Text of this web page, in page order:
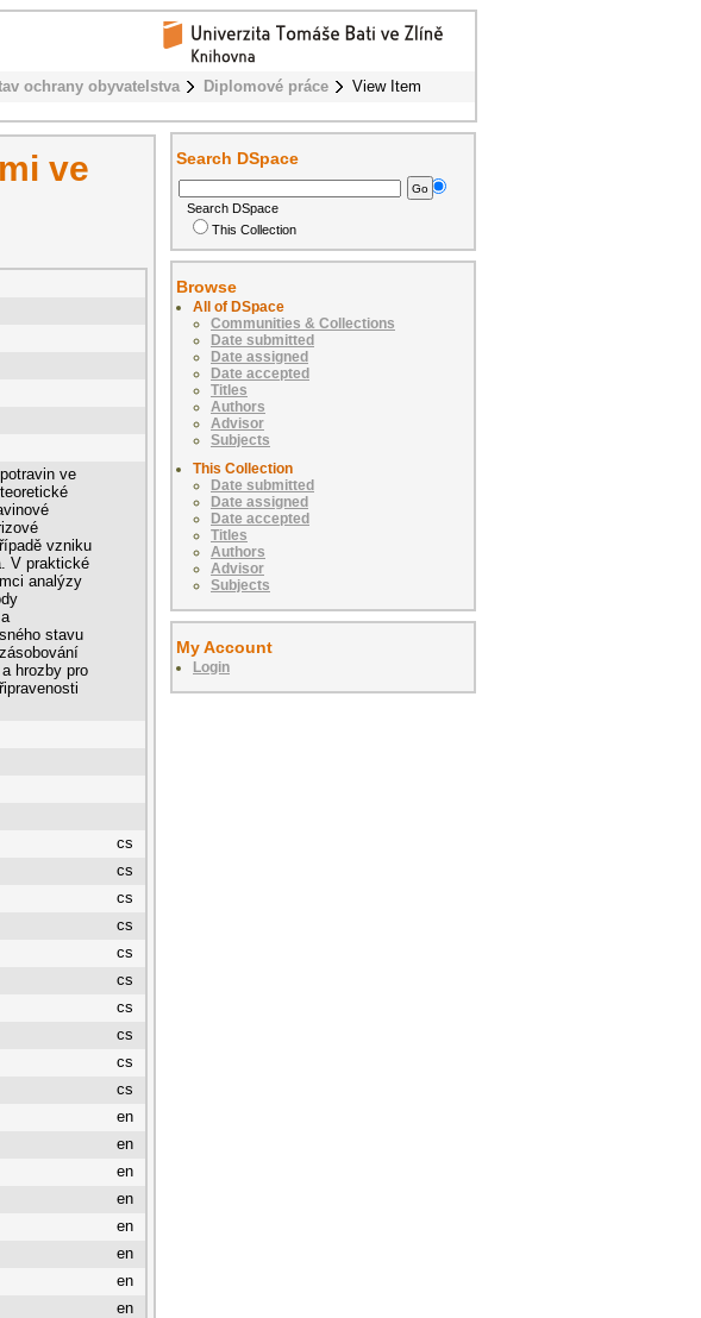
ochrany obyvatelstva Diplomové práce View Item
ve
ve
vzniku
V praktické
analýzy
stavu
hrozby pro
cs
cs
cs
cs
cs
cs
cs
cs
cs
cs
en
en
en
en
en
en
en
en
Search DSpace
Search DSpace
This Collection
Browse
All of DSpace
Communities & Collections
Date submitted
Date assigned
Date accepted
Titles
Authors
Advisor
Subjects
This Collection
Date submitted
Date assigned
Date accepted
Titles
Authors
Advisor
Subjects
My Account
Login